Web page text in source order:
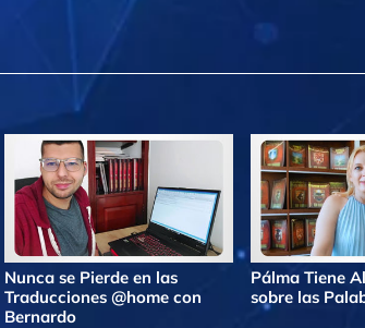
Nunca se Pierde en las
Traducciones @home con
Bernardo
Pálma Tiene
sobre las